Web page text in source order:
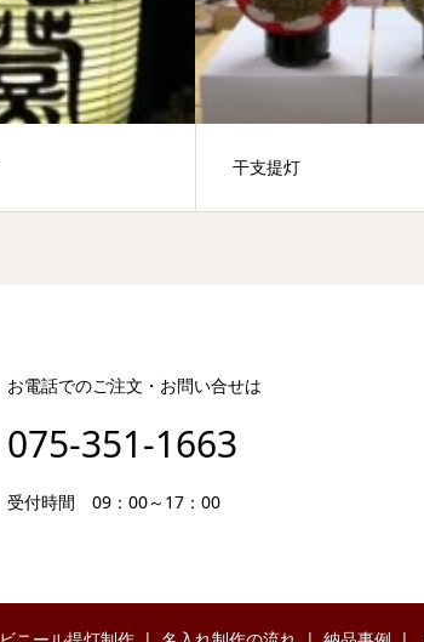
干支提灯
お電話でのご注文・お問い合せは
075-351-1663
受付時間 09：00～17：00